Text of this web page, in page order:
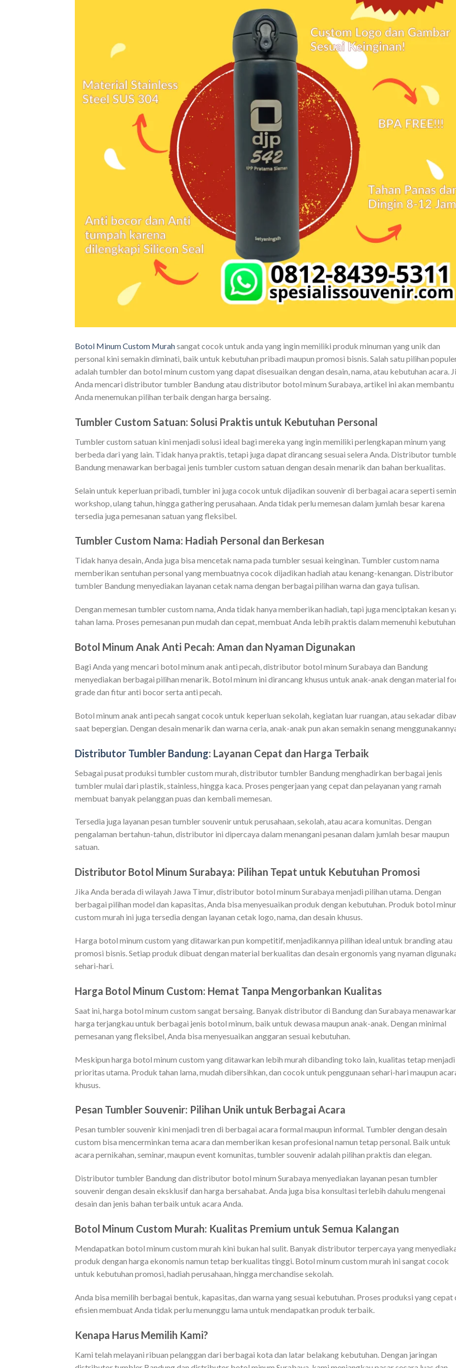
Botol Minum Custom Murahsangat cocok untuk anda yang ingin memiliki produk minuman yang unik dan
personal kini semakin diminati, baik untuk kebutuhan pribadi maupun promosi bisnis. Salah satu pilihan
adalah tumbler dan botol minum custom yang dapat disesuaikan dengan desain, nama, atau kebutuhan acara.
Anda mencari distributor tumbler Bandung atau distributor botol minum Surabaya, artikel ini akan membantu
Anda menemukan pilihan terbaik dengan harga bersaing.
Tumbler Custom Satuan: Solusi Praktis untuk Kebutuhan Personal
Tumbler custom satuan kini menjadi solusi ideal bagi mereka yang ingin memiliki perlengkapan minum yang
berbeda dari yang lain. Tidak hanya praktis, tetapi juga dapat dirancang sesuai selera Anda. Distributor
Bandung menawarkan berbagai jenis tumbler custom satuan dengan desain menarik dan bahan berkualitas.
Selain untuk keperluan pribadi, tumbler ini juga cocok untuk dijadikan souvenir di berbagai acara seperti
workshop, ulang tahun, hingga gathering perusahaan. Anda tidak perlu memesan dalam jumlah besar karena
tersedia juga pemesanan satuan yang fleksibel.
Tumbler Custom Nama: Hadiah Personal dan Berkesan
Tidak hanya desain, Anda juga bisa mencetak nama pada tumbler sesuai keinginan. Tumbler custom nama
memberikan sentuhan personal yang membuatnya cocok dijadikan hadiah atau kenang-kenangan. Distributor
tumbler Bandung menyediakan layanan cetak nama dengan berbagai pilihan warna dan gaya tulisan.
Dengan memesan tumbler custom nama, Anda tidak hanya memberikan hadiah, tapi juga menciptakan kesan
tahan lama. Proses pemesanan pun mudah dan cepat, membuat Anda lebih praktis dalam memenuhi
Botol Minum Anak Anti Pecah: Aman dan Nyaman Digunakan
Bagi Anda yang mencari botol minum anak anti pecah, distributor botol minum Surabaya dan Bandung
menyediakan berbagai pilihan menarik. Botol minum ini dirancang khusus untuk anak-anak dengan material
grade dan fitur anti bocor serta anti pecah.
Botol minum anak anti pecah sangat cocok untuk keperluan sekolah, kegiatan luar ruangan, atau sekadar
saat bepergian. Dengan desain menarik dan warna ceria, anak-anak pun akan semakin senang
Distributor Tumbler Bandung: Layanan Cepat dan Harga Terbaik
Sebagai pusat produksi tumbler custom murah, distributor tumbler Bandung menghadirkan berbagai jenis
tumbler mulai dari plastik, stainless, hingga kaca. Proses pengerjaan yang cepat dan pelayanan yang ramah
membuat banyak pelanggan puas dan kembali memesan.
Tersedia juga layanan pesan tumbler souvenir untuk perusahaan, sekolah, atau acara komunitas. Dengan
pengalaman bertahun-tahun, distributor ini dipercaya dalam menangani pesanan dalam jumlah besar maupun
satuan.
Distributor Botol Minum Surabaya: Pilihan Tepat untuk Kebutuhan Promosi
Jika Anda berada di wilayah Jawa Timur, distributor botol minum Surabaya menjadi pilihan utama. Dengan
berbagai pilihan model dan kapasitas, Anda bisa menyesuaikan produk dengan kebutuhan. Produk botol
custom murah ini juga tersedia dengan layanan cetak logo, nama, dan desain khusus.
Harga botol minum custom yang ditawarkan pun kompetitif, menjadikannya pilihan ideal untuk branding atau
promosi bisnis. Setiap produk dibuat dengan material berkualitas dan desain ergonomis yang nyaman
sehari-hari.
Harga Botol Minum Custom: Hemat Tanpa Mengorbankan Kualitas
Saat ini, harga botol minum custom sangat bersaing. Banyak distributor di Bandung dan Surabaya
harga terjangkau untuk berbagai jenis botol minum, baik untuk dewasa maupun anak-anak. Dengan minimal
pemesanan yang fleksibel, Anda bisa menyesuaikan anggaran sesuai kebutuhan.
Meskipun harga botol minum custom yang ditawarkan lebih murah dibanding toko lain, kualitas tetap menjadi
prioritas utama. Produk tahan lama, mudah dibersihkan, dan cocok untuk penggunaan sehari-hari maupun
khusus.
Pesan Tumbler Souvenir: Pilihan Unik untuk Berbagai Acara
Pesan tumbler souvenir kini menjadi tren di berbagai acara formal maupun informal. Tumbler dengan desain
custom bisa mencerminkan tema acara dan memberikan kesan profesional namun tetap personal. Baik untuk
acara pernikahan, seminar, maupun event komunitas, tumbler souvenir adalah pilihan praktis dan elegan.
Distributor tumbler Bandung dan distributor botol minum Surabaya menyediakan layanan pesan tumbler
souvenir dengan desain eksklusif dan harga bersahabat. Anda juga bisa konsultasi terlebih dahulu mengenai
desain dan jenis bahan terbaik untuk acara Anda.
Botol Minum Custom Murah: Kualitas Premium untuk Semua Kalangan
Mendapatkan botol minum custom murah kini bukan hal sulit. Banyak distributor terpercaya yang
produk dengan harga ekonomis namun tetap berkualitas tinggi. Botol minum custom murah ini sangat cocok
untuk kebutuhan promosi, hadiah perusahaan, hingga merchandise sekolah.
Anda bisa memilih berbagai bentuk, kapasitas, dan warna yang sesuai kebutuhan. Proses produksi yang cepat
efisien membuat Anda tidak perlu menunggu lama untuk mendapatkan produk terbaik.
Kenapa Harus Memilih Kami?
Kami telah melayani ribuan pelanggan dari berbagai kota dan latar belakang kebutuhan. Dengan jaringan